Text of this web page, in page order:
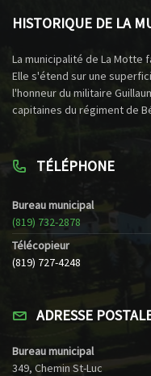
HISTORIQUE DE LA
La municipalité de La Motte
Elle s'étend sur une
l'honneur du militaire
capitaines du régiment de
TÉLÉPHONE
Bureau municipal
(819) 732-2878
Télécopieur
(819) 727-4248
ADRESSE
Bureau municipal
349, Chemin St-Luc